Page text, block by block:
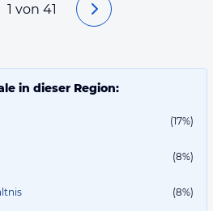
1 von 41
in dieser Region:
(17%)
(8%)
(8%)